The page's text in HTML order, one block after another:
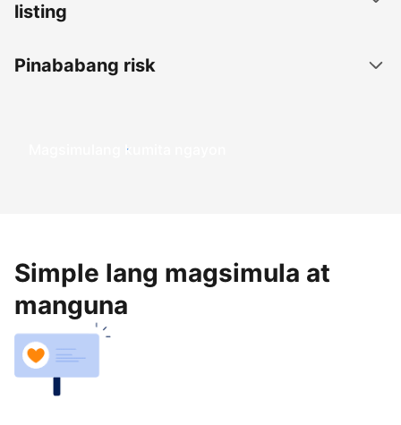
listing
Pinababang risk
Magsimulang kumita ngayon
Simple lang magsimula at
manguna